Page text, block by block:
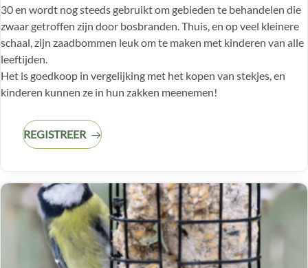
30 en wordt nog steeds gebruikt om gebieden te behandelen die
zwaar getroffen zijn door bosbranden. Thuis, en op veel kleinere
schaal, zijn zaadbommen leuk om te maken met kinderen van alle
leeftijden.
Het is goedkoop in vergelijking met het kopen van stekjes, en
kinderen kunnen ze in hun zakken meenemen!
REGISTREER